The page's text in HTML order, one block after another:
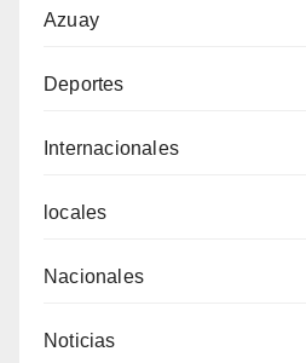
Azuay
Deportes
Internacionales
locales
Nacionales
Noticias